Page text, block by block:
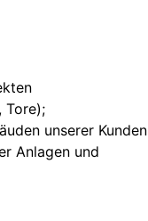
Tore);
unserer Kunden
Anlagen und